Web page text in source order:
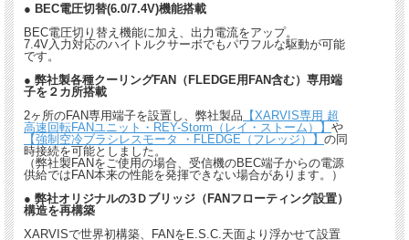
● BEC電圧切替(6.0/7.4V)機能搭載
BEC電圧切り替え機能に加え、出力電流をアップ。
7.4V入力対応のハイトルクサーボでもパワフルな駆動が可能
です。
● 弊社製各種クーリングFAN（FLEDGE用FAN含む）専用端
子を２カ所搭載
2ヶ所のFAN専用端子を設置し、弊社製品 【XARVIS専用 超
高速回転FANユニット・REY-Storm（レイ・ストーム）】 や
【強制空冷ブラシレスモータ ・FLEDGE（フレッジ）】 の同
時接続を可能としました。
（弊社製FANをご使用の場合、受信機のBEC端子からの電源
供給ではFAN本来の性能を発揮できない場合があります。）
● 弊社オリジナルの3Ｄブリッジ（FANフローティング設置）
構造を再構築
XARVISで世界初構築、FANをE.S.C.天面より浮かせて設置